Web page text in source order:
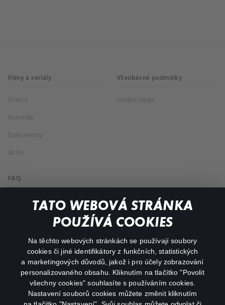
TATO WEBOVÁ STRÁNKA
POUŽÍVÁ COOKIES
Na těchto webových stránkách se používají soubory
cookies či jiné identifikátory z funkčních, statistických
a marketingových důvodů, jakož i pro účely zobrazování
personalizovaného obsahu. Kliknutím na tlačítko "Povolit
všechny cookies" souhlasíte s používáním cookies.
Nastavení souborů cookies můžete změnit kliknutím
Filmy a seriály
Drama
Komedie
Dokumenty
Akční
Všeobecné podmínky
Osobní údaje
FAQ
Můj účet
Důležité odkazy
facebookinstagram
youtube